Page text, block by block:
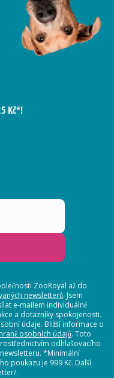
Kč*!
ZooRoyal až do
newsletterů. Jsem
e-mailem individuálně
a dotazníky spokojenosti.
údaje. Bližší informace o
osobních údajů. Toto
odhlašovacího
*Minimální
poukazu je 999 Kč. Další
.